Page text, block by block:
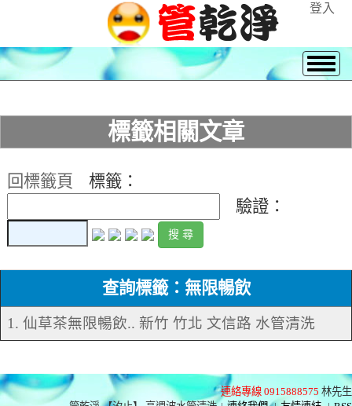
登入
標籤相關文章
回標籤頁
標籤：
驗證：
查詢標籤：無限暢飲
1. 仙草茶無限暢飲.. 新竹 竹北 文信路 水管清洗
連絡專線 0915888575 林先生